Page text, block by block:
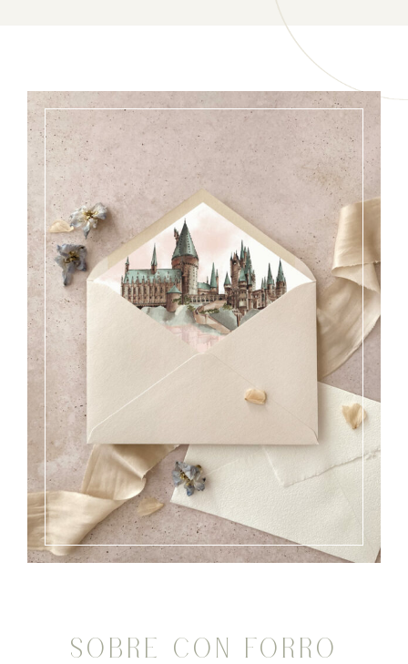
SOBRE CON FORRO